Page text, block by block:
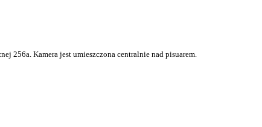
256a. Kamera jest umieszczona centralnie nad pisuarem.